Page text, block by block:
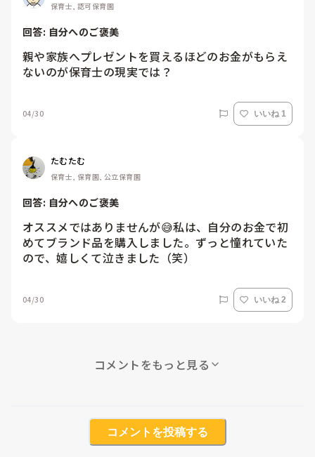
保育士, 認可保育園
回答: 自分へのご褒美
親や家族へプレゼントを買えるほどのお金がもらえ
ないのが保育士の現実では？
04/30 いいね 1
たむたむ
保育士, 保育園, 公立保育園
回答: 自分へのご褒美
オススメではありませんが😅私は、自分のお金で初
めてブランド品を購入しました。ずっと憧れていた
ので、嬉しくて泣きました（笑）
04/30 いいね 2
コメントをもっと見る
コメントを投稿する